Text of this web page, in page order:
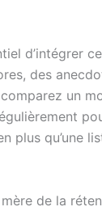
d’intégrer
des
un
plus qu’une
de la